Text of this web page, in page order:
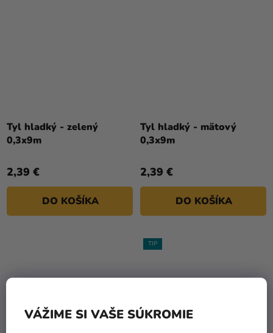
VÁŽIME SI VAŠE SÚKROMIE
Tyl hladký - zelený
0,3x9m
2,39 €
DO KOŠÍKA
Tyl hladký - mätový
0,3x9m
2,39 €
DO KOŠÍKA
TIP